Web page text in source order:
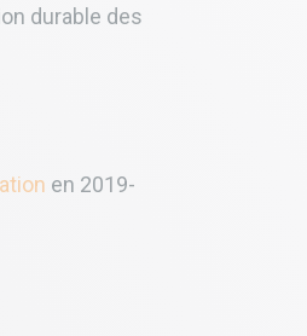
durable des
en 2019-